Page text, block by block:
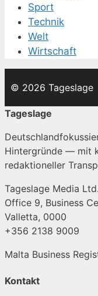
Sport
Technik
Welt
Wirtschaft
© 2026 Tageslage
Tageslage
Hintergründe — mit
redaktioneller
Tageslage Media Ltd.
Office 9, Business
Valletta, 0000
+356 2138 9009
Malta Business
Kontakt